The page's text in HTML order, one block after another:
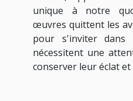
unique à notre
œuvres quittent les
pour s'inviter dans
nécessitent une
conserver leur éclat